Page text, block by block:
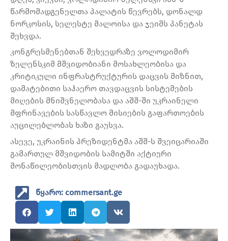
წარმომადგენელთა პალატის წევრებს, დონალდ
ნორკოსის, სელესტე მალოისა და ჯეიმს პანეტას
შეხვდა.
კონგრესმენებთან შეხვედრაზე ვოლოდიმირ
ზელენსკიმ მშვიდობიანი მოსახლეობისა და
კრიტიკული ინფრასტრუქტურის დაცვის მიზნით,
დამატებითი საჰაერო თავდაცვის სისტემების
მიღების მნიშვნელობასა და აშშ-ში უკრაინელი
მფრინავების სასწავლო მისიების გაფართოების
აუცილებლობას ხაზი გაუსვა.
ასევე, უკრაინის პრეზიდენტმა აშშ-ს შვეიცარიაში
გამართულ მშვიდობის სამიტში აქტიური
მონაწილეობისთვის მადლობა გადაუხადა.
წყარო: commersant.ge